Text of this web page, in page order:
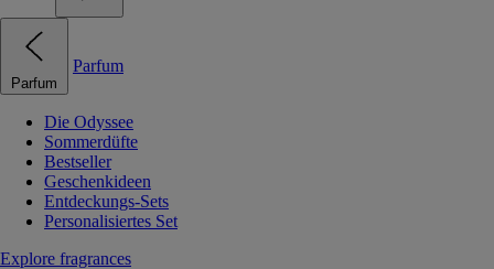
Parfum
Parfum
Die Odyssee
Sommerdüfte
Bestseller
Geschenkideen
Entdeckungs-Sets
Personalisiertes Set
Explore fragrances